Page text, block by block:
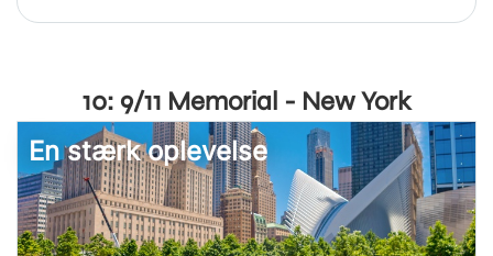
10: 9/11 Memorial - New York
En stærk oplevelse